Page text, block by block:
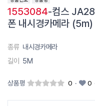
1553084-컴스
폰 내시경카메라 (5m)
종류 내시경카메라
길이 5M
상품평 0 · 0